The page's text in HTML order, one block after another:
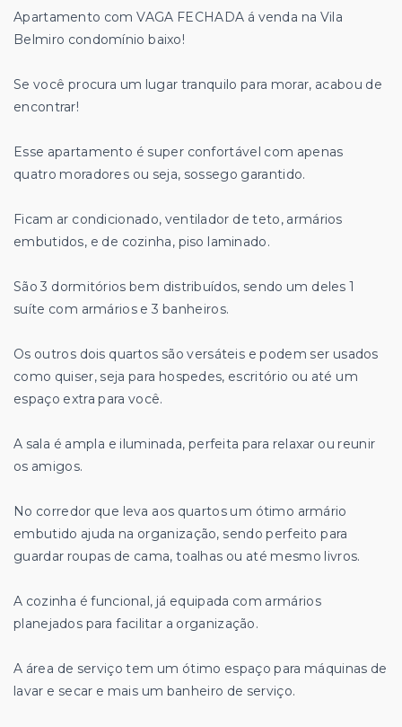
Apartamento com VAGA FECHADA á venda na Vila
Belmiro condomínio baixo!
Se você procura um lugar tranquilo para morar, acabou de
encontrar!
Esse apartamento é super confortável com apenas
quatro moradores ou seja, sossego garantido.
Ficam ar condicionado, ventilador de teto, armários
embutidos, e de cozinha, piso laminado.
São 3 dormitórios bem distribuídos, sendo um deles 1
suíte com armários e 3 banheiros.
Os outros dois quartos são versáteis e podem ser usados
como quiser, seja para hospedes, escritório ou até um
espaço extra para você.
A sala é ampla e iluminada, perfeita para relaxar ou reunir
os amigos.
No corredor que leva aos quartos um ótimo armário
embutido ajuda na organização, sendo perfeito para
guardar roupas de cama, toalhas ou até mesmo livros.
A cozinha é funcional, já equipada com armários
planejados para facilitar a organização.
A área de serviço tem um ótimo espaço para máquinas de
lavar e secar e mais um banheiro de serviço.